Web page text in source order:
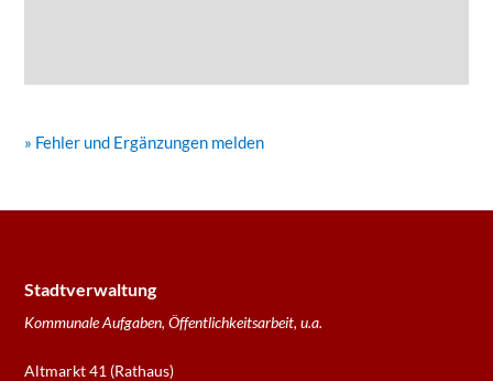
» Fehler und Ergänzungen melden
Stadtverwaltung
Kommunale Aufgaben, Öffentlichkeitsarbeit, u.a.
Altmarkt 41 (Rathaus)